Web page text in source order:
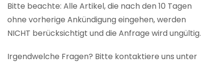
Bitte beachte: Alle Artikel, die nach den 10 Tagen
ohne vorherige Ankündigung eingehen, werden
NICHT berücksichtigt und die Anfrage wird ungültig.
Irgendwelche Fragen? Bitte kontaktiere uns unter